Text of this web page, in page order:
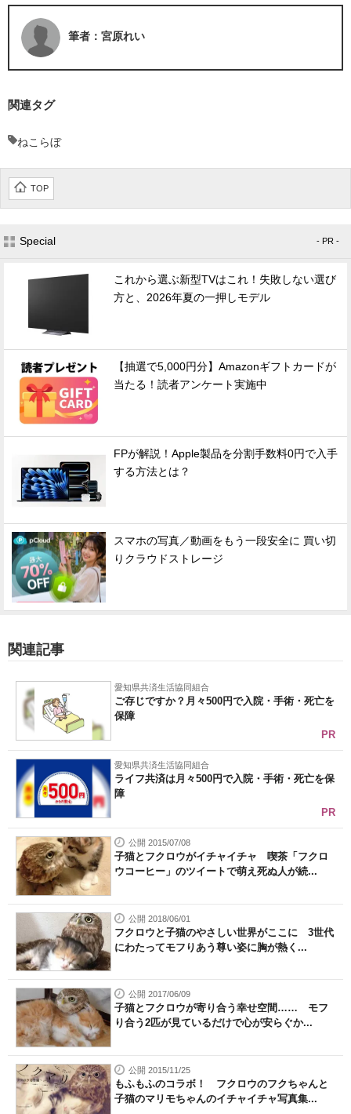
筆者：宮原れい
関連タグ
ねこらぼ
TOP
Special - PR -
これから選ぶ新型TVはこれ！失敗しない選び
方と、2026年夏の一押しモデル
【抽選で5,000円分】Amazonギフトカードが
当たる！読者アンケート実施中
FPが解説！Apple製品を分割手数料0円で入手
する方法とは？
スマホの写真／動画をもう一段安全に 買い切
りクラウドストレージ
関連記事
愛知県共済生活協同組合
ご存じですか？月々500円で入院・手術・死亡を
保障
PR
愛知県共済生活協同組合
ライフ共済は月々500円で入院・手術・死亡を保
障
PR
公開 2015/07/08
子猫とフクロウがイチャイチャ 喫茶「フクロ
ウコーヒー」のツイートで萌え死ぬ人が続...
公開 2018/06/01
フクロウと子猫のやさしい世界がここに 3世代
にわたってモフりあう尊い姿に胸が熱く...
公開 2017/06/09
子猫とフクロウが寄り合う幸せ空間…… モフ
り合う2匹が見ているだけで心が安らぐか...
公開 2015/11/25
もふもふのコラボ！ フクロウのフクちゃんと
子猫のマリモちゃんのイチャイチャ写真集...